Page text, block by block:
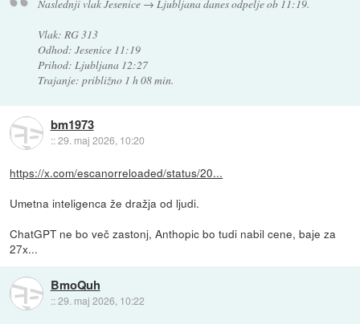
Naslednji vlak Jesenice → Ljubljana danes odpelje ob 11:19.
Vlak: RG 313
Odhod: Jesenice 11:19
Prihod: Ljubljana 12:27
Trajanje: približno 1 h 08 min.
bm1973
::29. maj 2026, 10:20
https://x.com/escanorreloaded/status/20...
Umetna inteligenca že dražja od ljudi.
ChatGPT ne bo več zastonj, Anthopic bo tudi nabil cene, baje za
27x...
BmoQuh
::29. maj 2026, 10:22